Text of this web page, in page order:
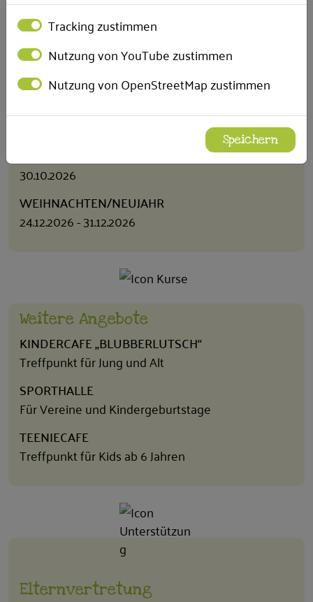
Schließzeiten
SOMMERFERIEN
03.08. - 21.08.2026 Haus 1 und Haus 2
FORTBILDUNG & MITARBEITERTAG
30.10.2026
WEIHNACHTEN/NEUJAHR
24.12.2026 - 31.12.2026
Weitere Angebote
KINDERCAFE „BLUBBERLUTSCH“
Treffpunkt für Jung und Alt
SPORTHALLE
Für Vereine und Kindergeburtstage
TEENIECAFE
Treffpunkt für Kids ab 6 Jahren
Elternvertretung
Tracking zustimmen
Nutzung von YouTube zustimmen
Nutzung von OpenStreetMap zustimmen
Speichern